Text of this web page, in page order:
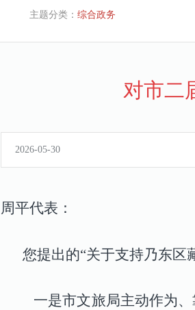
主题分类： 综合政务
对市二
2026-05-30
周平代表：
您提出的“关于支持乃东区
一是市文旅局主动作为